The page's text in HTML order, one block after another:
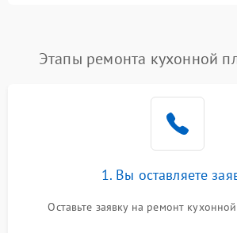
Этапы ремонта кухонной
1. Вы оставляете
Оставьте заявку на ремонт